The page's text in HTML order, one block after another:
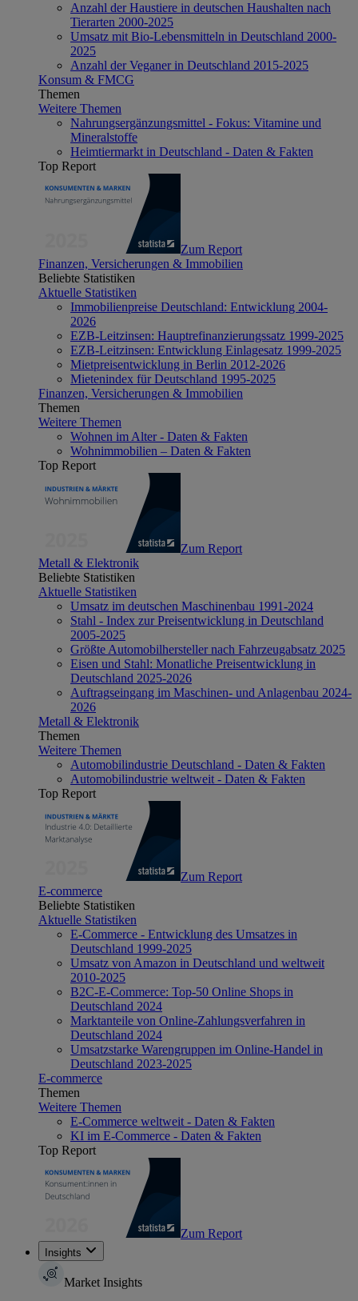
Anzahl der Haustiere in deutschen Haushalten nach
Tierarten 2000-2025
Umsatz mit Bio-Lebensmitteln in Deutschland 2000-
2025
Anzahl der Veganer in Deutschland 2015-2025
Konsum & FMCG
Themen
Weitere Themen
Nahrungsergänzungsmittel - Fokus: Vitamine und
Mineralstoffe
Heimtiermarkt in Deutschland - Daten & Fakten
Top Report
Zum Report
Finanzen, Versicherungen & Immobilien
Beliebte Statistiken
Aktuelle Statistiken
Immobilienpreise Deutschland: Entwicklung 2004-
2026
EZB-Leitzinsen: Hauptrefinanzierungssatz 1999-2025
EZB-Leitzinsen: Entwicklung Einlagesatz 1999-2025
Mietpreisentwicklung in Berlin 2012-2026
Mietenindex für Deutschland 1995-2025
Finanzen, Versicherungen & Immobilien
Themen
Weitere Themen
Wohnen im Alter - Daten & Fakten
Wohnimmobilien – Daten & Fakten
Top Report
Zum Report
Metall & Elektronik
Beliebte Statistiken
Aktuelle Statistiken
Umsatz im deutschen Maschinenbau 1991-2024
Stahl - Index zur Preisentwicklung in Deutschland
2005-2025
Größte Automobilhersteller nach Fahrzeugabsatz 2025
Eisen und Stahl: Monatliche Preisentwicklung in
Deutschland 2025-2026
Auftragseingang im Maschinen- und Anlagenbau 2024-
2026
Metall & Elektronik
Themen
Weitere Themen
Automobilindustrie Deutschland - Daten & Fakten
Automobilindustrie weltweit - Daten & Fakten
Top Report
Zum Report
E-commerce
Beliebte Statistiken
Aktuelle Statistiken
E-Commerce - Entwicklung des Umsatzes in
Deutschland 1999-2025
Umsatz von Amazon in Deutschland und weltweit
2010-2025
B2C-E-Commerce: Top-50 Online Shops in
Deutschland 2024
Marktanteile von Online-Zahlungsverfahren in
Deutschland 2024
Umsatzstarke Warengruppen im Online-Handel in
Deutschland 2023-2025
E-commerce
Themen
Weitere Themen
E-Commerce weltweit - Daten & Fakten
KI im E-Commerce - Daten & Fakten
Top Report
Zum Report
Insights
Market Insights